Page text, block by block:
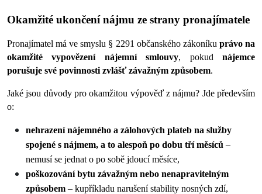
Okamžité ukončení nájmu ze strany pronajímatele
Pronajímatel má ve smyslu § 2291 občanského zákoníku právo na
okamžité vypovězení nájemní smlouvy, pokud nájemce
porušuje své povinnosti zvlášť závažným způsobem.
Jaké jsou důvody pro okamžitou výpověď z nájmu? Jde především
o:
nehrazení nájemného a zálohových plateb na služby
spojené s nájmem, a to alespoň po dobu tří měsíců –
nemusí se jednat o po sobě jdoucí měsíce,
poškozování bytu závažným nebo nenapravitelným
způsobem – kupříkladu narušení stability nosných zdí,